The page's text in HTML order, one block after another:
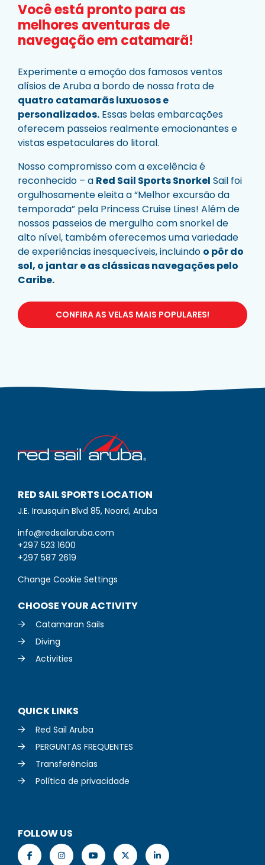
Você está pronto para as
melhores aventuras de
navegação em catamarã!
Experimente a emoção dos famosos ventos
alísios de Aruba a bordo de nossa frota de
quatro catamarãs luxuosos e
personalizados. Essas belas embarcações
oferecem passeios realmente emocionantes e
vistas espetaculares do litoral.
Nosso compromisso com a excelência é
reconhecido – a Red Sail Sports Snorkel Sail foi
orgulhosamente eleita a “Melhor excursão da
temporada” pela Princess Cruise Lines! Além de
nossos passeios de mergulho com snorkel de
alto nível, também oferecemos uma variedade
de experiências inesquecíveis, incluindo o pôr do
sol, o jantar e as clássicas navegações pelo
Caribe.
CONFIRA AS VELAS MAIS POPULARES!
RED SAIL SPORTS LOCATION
J.E. Irausquin Blvd 85, Noord, Aruba
info@redsailaruba.com
+297 523 1600
+297 587 2619
Change Cookie Settings
CHOOSE YOUR ACTIVITY
Catamaran Sails
Diving
Activities
QUICK LINKS
Red Sail Aruba
PERGUNTAS FREQUENTES
Transferências
Política de privacidade
FOLLOW US